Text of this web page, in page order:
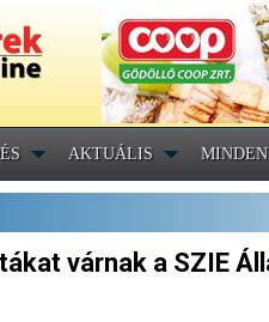
AKTUÁLIS
várnak a SZIE